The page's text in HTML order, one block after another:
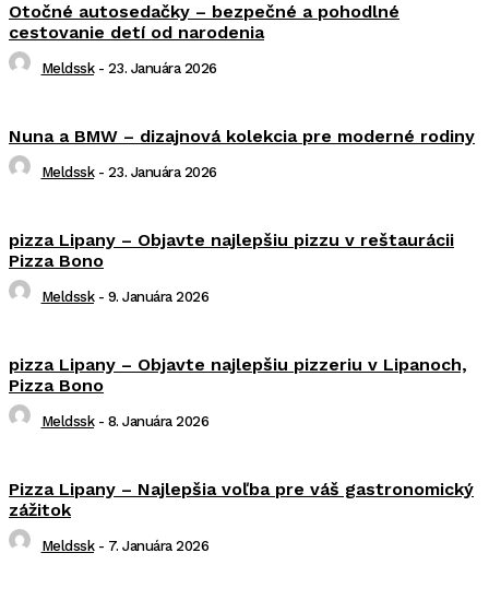
Otočné autosedačky – bezpečné a pohodlné
cestovanie detí od narodenia
Meldssk - 23. Januára 2026
Nuna a BMW – dizajnová kolekcia pre moderné rodiny
Meldssk - 23. Januára 2026
pizza Lipany – Objavte najlepšiu pizzu v reštaurácii
Pizza Bono
Meldssk - 9. Januára 2026
pizza Lipany – Objavte najlepšiu pizzeriu v Lipanoch,
Pizza Bono
Meldssk - 8. Januára 2026
Pizza Lipany – Najlepšia voľba pre váš gastronomický
zážitok
Meldssk - 7. Januára 2026